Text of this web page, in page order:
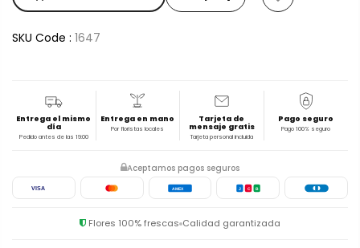
SKU Code : 1647
Entrega el mismo
día
Pedido antes de las 19:00
Entrega en mano
Por floristas locales
Tarjeta de
mensaje gratis
Tarjeta personal incluida
Pago seguro
Pago 100% seguro
Aceptamos pagos seguros
VISA AMEX J C B
Flores 100% frescas Calidad garantizada